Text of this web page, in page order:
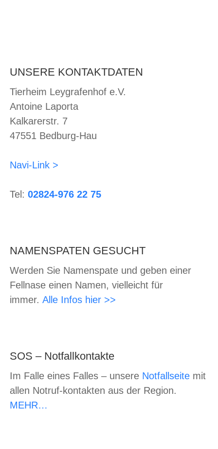
UNSERE KONTAKTDATEN
Tierheim Leygrafenhof e.V.
Antoine Laporta
Kalkarerstr. 7
47551 Bedburg-Hau
Navi-Link >
Tel: 02824-976 22 75
NAMENSPATEN GESUCHT
Werden Sie Namenspate und geben einer
Fellnase einen Namen, vielleicht für
immer. Alle Infos hier >>
SOS – Notfallkontakte
Im Falle eines Falles – unsere Notfallseite mit
allen Notruf-kontakten aus der Region.
MEHR…